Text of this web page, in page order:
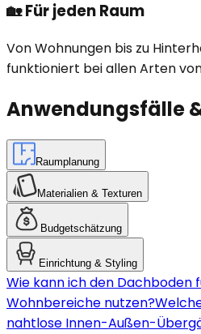
🏡Für jeden Raum
Von Wohnungen bis zu
funktioniert bei allen Arten
Anwendungsfälle
Raumplanung
Materialien & Texturen
Budgetschätzung
Einrichtung & Styling
Wie kann ich den Dachboden
Wohnbereiche nutzen?
nahtlose Innen-Außen-